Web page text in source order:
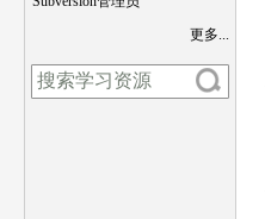
更多...